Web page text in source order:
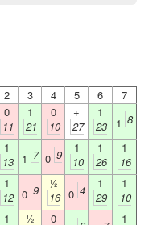
2 3 4 5 6
7
0
11
1
21
0
10
+
27
1
23
1 8
1
13
1 7 0 9
1
10
1
26
1
16
1
12 0 9
½
16 0 4
1
29
1
10
1
½
0
1